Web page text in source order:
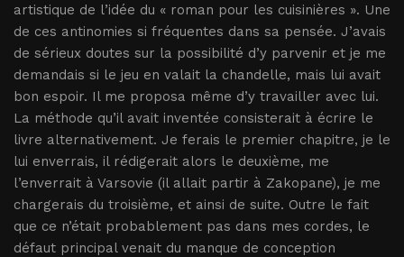
artistique de l’idée du « roman pour les cuisinières ». Une
de ces antinomies si fréquentes dans sa pensée. J’avais
de sérieux doutes sur la possibilité d’y parvenir et je me
demandais si le jeu en valait la chandelle, mais lui avait
bon espoir. Il me proposa même d’y travailler avec lui.
La méthode qu’il avait inventée consisterait à écrire le
livre alternativement. Je ferais le premier chapitre, je le
lui enverrais, il rédigerait alors le deuxième, me
l’enverrait à Varsovie (il allait partir à Zakopane), je me
chargerais du troisième, et ainsi de suite. Outre le fait
que ce n’était probablement pas dans mes cordes, le
défaut principal venait du manque de conception